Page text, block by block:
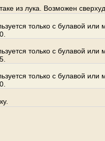
из лука. Возможен
только с булавой или
только с булавой или
только с булавой или